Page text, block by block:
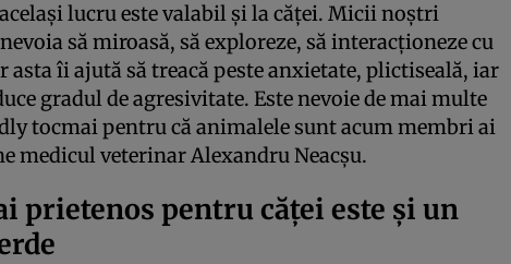
lucru este valabil și la căței. Micii noștri
să miroasă, să exploreze, să interacționeze cu
asta îi ajută să treacă peste anxietate, plictiseală, iar
gradul de agresivitate. Este nevoie de mai multe
tocmai pentru că animalele sunt acum membri ai
medicul veterinar Alexandru Neacșu.
prietenos pentru căței este și un